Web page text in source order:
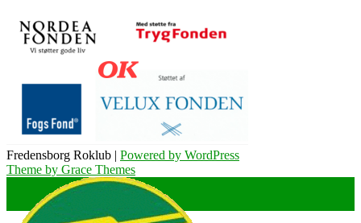
Fredensborg Roklub | Powered by WordPress
Theme by Grace Themes